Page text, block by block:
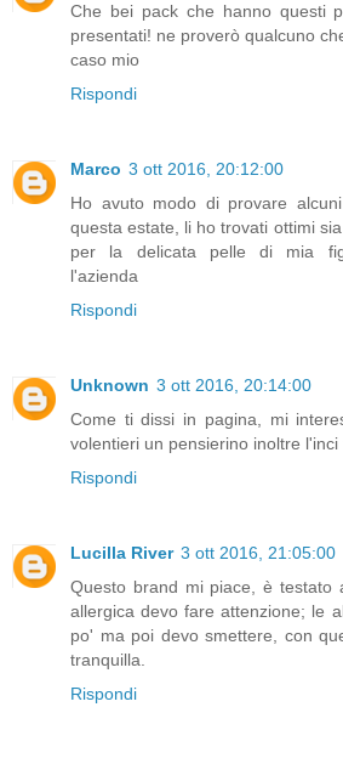
Che bei pack che hanno questi
presentati! ne proverò qualcuno
caso mio
Rispondi
Marco 3 ott 2016, 20:12:00
Ho avuto modo di provare
questa estate, li ho trovati ottimi
per la delicata pelle di mia
l'azienda
Rispondi
Unknown 3 ott 2016, 20:14:00
Come ti dissi in pagina, mi
volentieri un pensierino inoltre
Rispondi
Lucilla River 3 ott 2016, 21:05:00
Questo brand mi piace, è testato
allergica devo fare attenzione; le
po' ma poi devo smettere, con
tranquilla.
Rispondi